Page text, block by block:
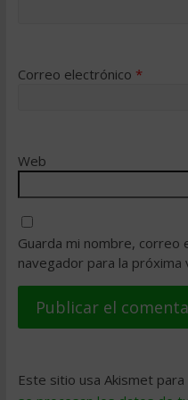
Correo electrónico *
Web
Guarda mi nombre,
navegador para la próxima
Este sitio usa Akismet